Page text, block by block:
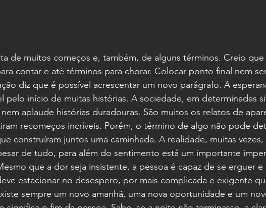
de muitos começos e, também, de alguns términos. Creio
contar e até términos para chorar. Colocar ponto final nem
diz que é possível acrescentar um novo parágrafo. A
pelo início de muitas histórias. A sociedade, em determinadas
aplaude histórias duradouras. São muitos os relatos de
recomeços incríveis. Porém, o término de algo não pode
construíram juntos uma caminhada. A realidade, muitas
de tudo, para além do sentimento está um importante
que a dor seja insistente, a pessoa é capaz de se erguer e
estacionar no desespero, por mais complicada e exigente
sempre um novo amanhã, uma nova oportunidade e um